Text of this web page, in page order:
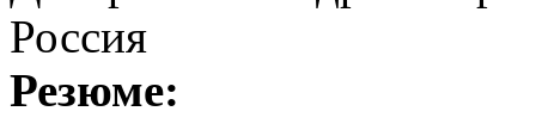
Россия
Резюме: